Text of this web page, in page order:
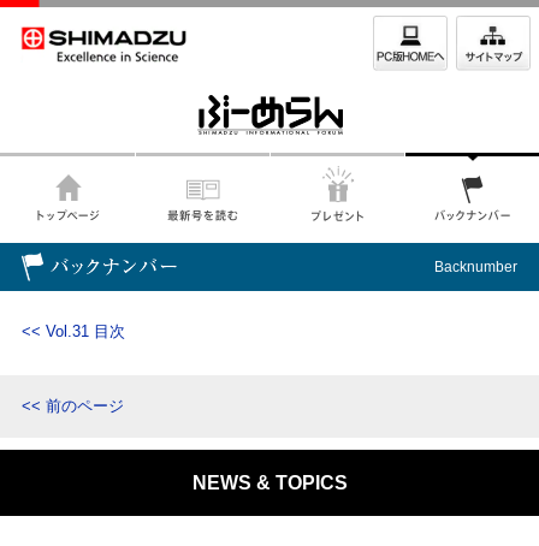
Backnumber
<< Vol.31 目次
<< 前のページ
NEWS & TOPICS